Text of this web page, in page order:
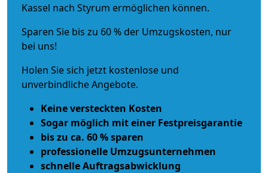
Kassel nach Styrum ermöglichen können.
Sparen Sie bis zu 60 % der Umzugskosten, nur
bei uns!
Holen Sie sich jetzt kostenlose und
unverbindliche Angebote.
Keine versteckten Kosten
Sogar möglich mit einer Festpreisgarantie
bis zu ca. 60 % sparen
professionelle Umzugsunternehmen
schnelle Auftragsabwicklung